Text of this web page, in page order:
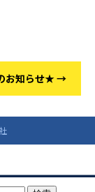
お知らせ★→